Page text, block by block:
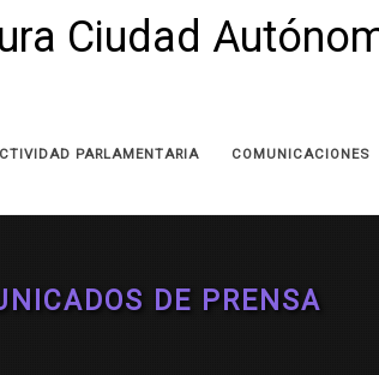
PARLAMENTARIA COMUNICACIONES
DE PRENSA